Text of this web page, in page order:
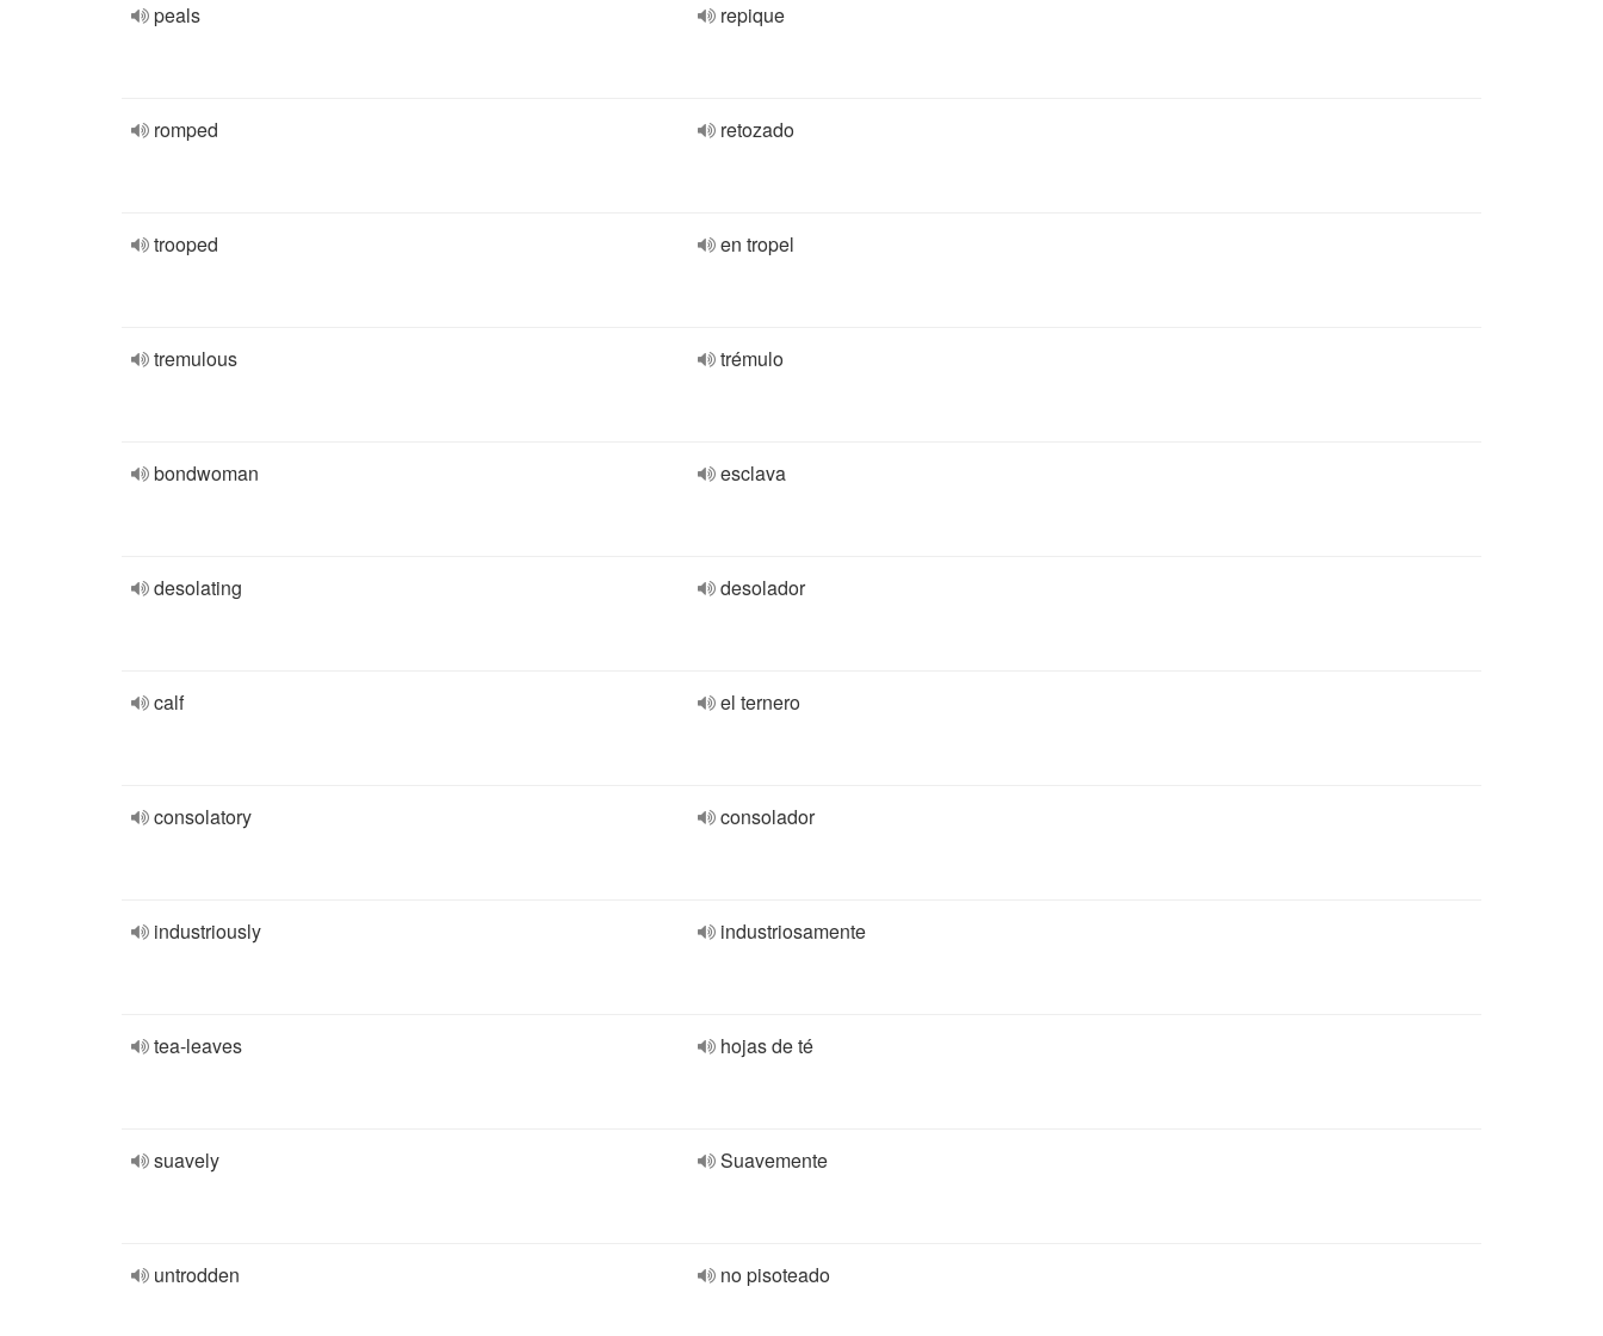
peals repique
romped retozado
trooped en tropel
tremulous trémulo
bondwoman esclava
desolating desolador
calf el ternero
consolatory consolador
industriously industriosamente
tea-leaves hojas de té
suavely Suavemente
untrodden no pisoteado